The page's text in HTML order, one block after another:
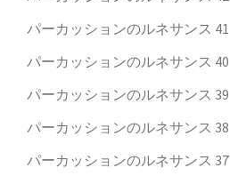
パーカッションのルネサンス 41
パーカッションのルネサンス 40
パーカッションのルネサンス 39
パーカッションのルネサンス 38
パーカッションのルネサンス 37